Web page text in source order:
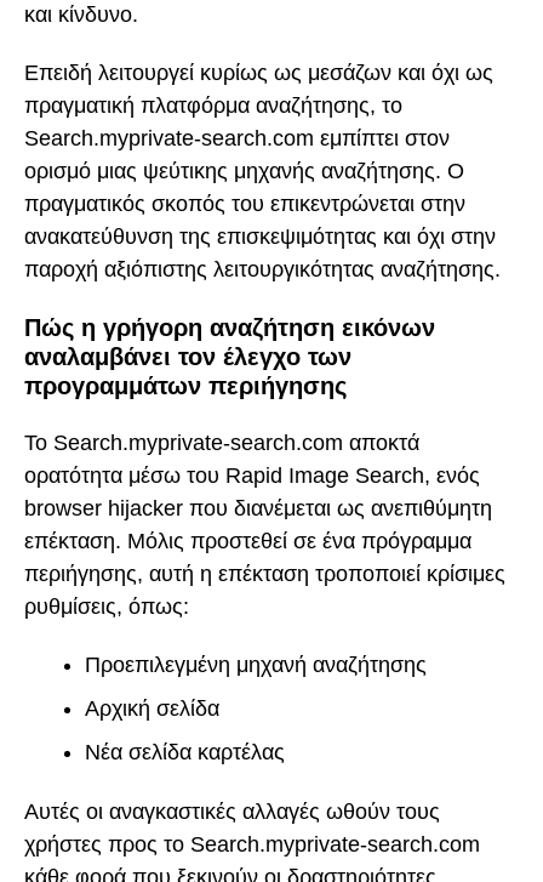
και κίνδυνο.
Επειδή λειτουργεί κυρίως ως μεσάζων και όχι ως
πραγματική πλατφόρμα αναζήτησης, το
Search.myprivate-search.com εμπίπτει στον
ορισμό μιας ψεύτικης μηχανής αναζήτησης. Ο
πραγματικός σκοπός του επικεντρώνεται στην
ανακατεύθυνση της επισκεψιμότητας και όχι στην
παροχή αξιόπιστης λειτουργικότητας αναζήτησης.
Πώς η γρήγορη αναζήτηση εικόνων
αναλαμβάνει τον έλεγχο των
προγραμμάτων περιήγησης
Το Search.myprivate-search.com αποκτά
ορατότητα μέσω του Rapid Image Search, ενός
browser hijacker που διανέμεται ως ανεπιθύμητη
επέκταση. Μόλις προστεθεί σε ένα πρόγραμμα
περιήγησης, αυτή η επέκταση τροποποιεί κρίσιμες
ρυθμίσεις, όπως:
Προεπιλεγμένη μηχανή αναζήτησης
Αρχική σελίδα
Νέα σελίδα καρτέλας
Αυτές οι αναγκαστικές αλλαγές ωθούν τους
χρήστες προς το Search.myprivate-search.com
κάθε φορά που ξεκινούν οι δραστηριότητες